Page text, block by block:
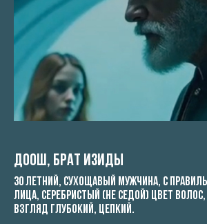
Доош, брат Изиды
30 летний, сухощавый мужчина, с
лица, серебристый (не седой) цвет
взгляд глубокий, цепкий.